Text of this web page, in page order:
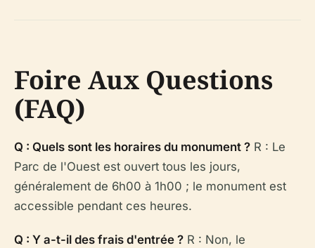
Foire Aux Questions
(FAQ)
Q : Quels sont les horaires du monument ? R : Le
Parc de l'Ouest est ouvert tous les jours,
généralement de 6h00 à 1h00 ; le monument est
accessible pendant ces heures.
Q : Y a-t-il des frais d'entrée ? R : Non, le